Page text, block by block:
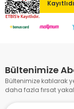
Bültenimize
Bültenimize katılarak
daha fazla fırsat